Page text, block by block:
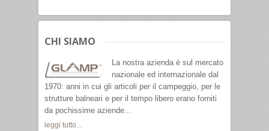
CHI SIAMO
La nostra azienda è sul mercato
nazionale ed internazionale dal
1970: anni in cui gli articoli per il campeggio, per le
strutture balneari e per il tempo libero erano forniti
da pochissime aziende...
leggi tutto...